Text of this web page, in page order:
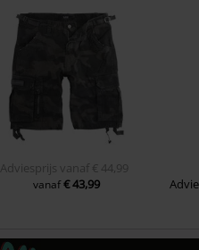
Adviesprijs vanaf € 44,99
vanaf€ 43,99